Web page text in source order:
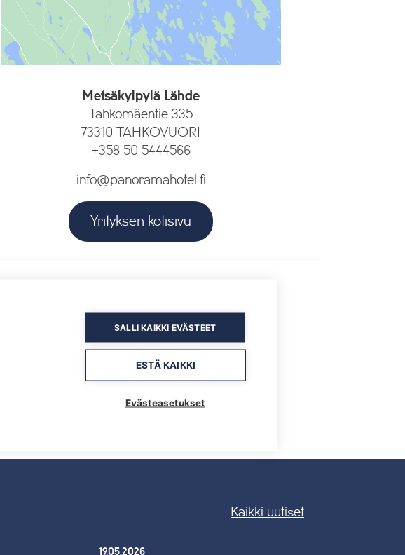
Metsäkylpylä Lähde
Tahkomäentie 335
73310 TAHKOVUORI
+358 50 5444566
info@panoramahotel.fi
Yrityksen kotisivu
Kaikki uutiset
19.05.2026
SALLI KAIKKI EVÄSTEET
ESTÄ KAIKKI
Evästeasetukset